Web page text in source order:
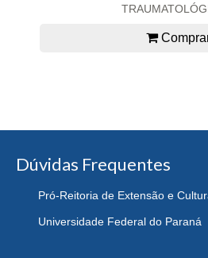
Dúvidas Frequentes
Pró-Reitoria de Extensão e
Universidade Federal do Paraná